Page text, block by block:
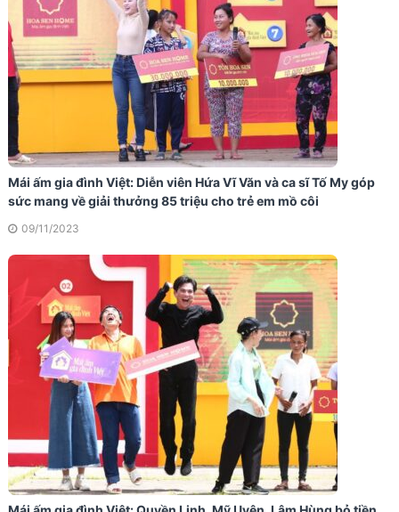
Mái ấm gia đình Việt: Diễn viên Hứa Vĩ Văn và ca sĩ Tố My góp
sức mang về giải thưởng 85 triệu cho trẻ em mồ côi
09/11/2023